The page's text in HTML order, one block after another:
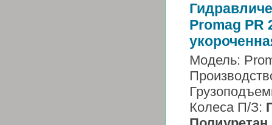
Promag PR
Модель:
Колеса П/З: